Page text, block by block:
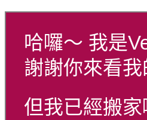
哈囉～ 我是
謝謝你來看
但我已經搬